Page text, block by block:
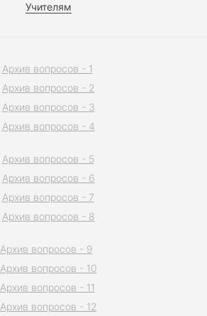
Учителям
Архив вопросов - 1
Архив вопросов - 2
Архив вопросов - 3
Архив вопросов - 4
Архив вопросов - 5
Архив вопросов - 6
Архив вопросов - 7
Архив вопросов - 8
Архив вопросов - 9
Архив вопросов - 10
Архив вопросов - 11
Архив вопросов - 12